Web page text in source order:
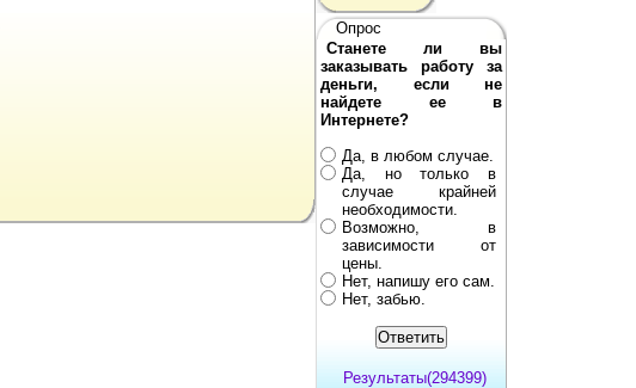
Опрос
Станете ли вы
заказывать работу за
деньги, если не
найдете ее в
Интернете?
Да, в любом случае.
Да, но только в
случае крайней
необходимости.
Возможно, в
зависимости от
цены.
Нет, напишу его сам.
Нет, забью.
Результаты(294399)